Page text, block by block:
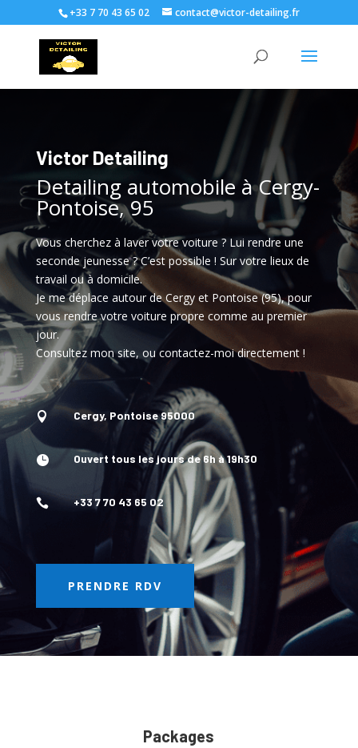
+33 7 70 43 65 02 contact@victor-detailing.fr
Victor Detailing
Detailing automobile à Cergy-
Pontoise, 95
Vous cherchez à laver votre voiture ? Lui rendre une
seconde jeunesse ? C’est possible ! Sur votre lieux de
travail ou à domicile.
Je me déplace autour de Cergy et Pontoise (95), pour
vous rendre votre voiture propre comme au premier
jour.
Consultez mon site, ou contactez-moi directement !
 Cergy, Pontoise 95000
 Ouvert tous les jours de 6h à 19h30
 +33 7 70 43 65 02
PRENDRE RDV
Packages